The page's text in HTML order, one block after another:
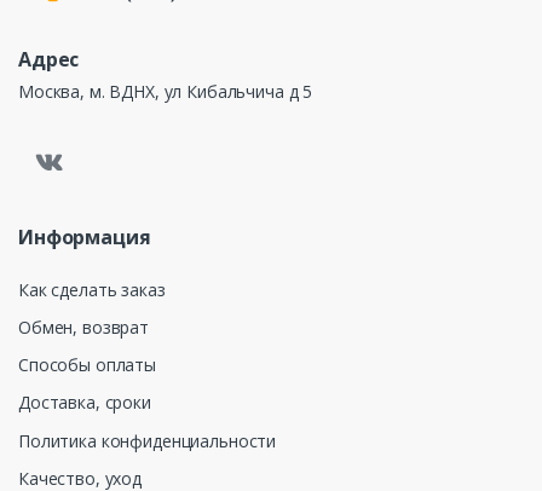
Адрес
Москва, м. ВДНХ, ул Кибальчича д 5
Информация
Как сделать заказ
Обмен, возврат
Способы оплаты
Доставка, сроки
Политика конфиденциальности
Качество, уход